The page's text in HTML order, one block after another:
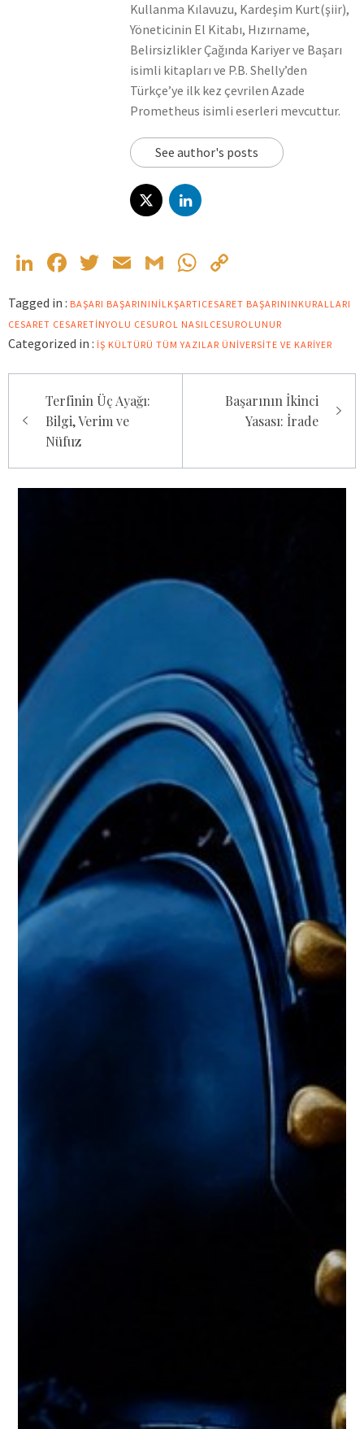
Kullanma Kılavuzu, Kardeşim Kurt(şiir),
Yöneticinin El Kitabı, Hızırname,
Belirsizlikler Çağında Kariyer ve Başarı
isimli kitapları ve P.B. Shelly’den
Türkçe’ye ilk kez çevrilen Azade
Prometheus isimli eserleri mevcuttur.
See author's posts
LinkedIn
Facebook
Twitter
EmailGmailWhatsApp
Tagged in : BAŞARI BAŞARININILKŞARTICESARET BAŞARININKURALLARI
CESARET CESARETINYOLU CESUROL NASILCESUROLUNUR
Categorized in : İŞ KÜLTÜRÜ TÜM YAZILAR ÜNIVERSITE VE KARIYER
gezinmesi
Terfinin Üç Ayağı:
Bilgi, Verim ve
Nüfuz
Başarının İkinci
Yasası: İrade